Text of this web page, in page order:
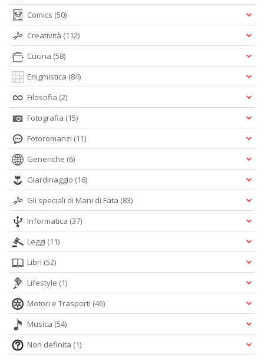
Comics (50)
Creatività (112)
Cucina (58)
Enigmistica (84)
Filosofia (2)
Fotografia (15)
Fotoromanzi (11)
Generiche (6)
Giardinaggio (16)
Gli speciali di Mani di Fata (83)
Informatica (37)
Leggi (11)
Libri (52)
Lifestyle (1)
Motori e Trasporti (46)
Musica (54)
Non definita (1)